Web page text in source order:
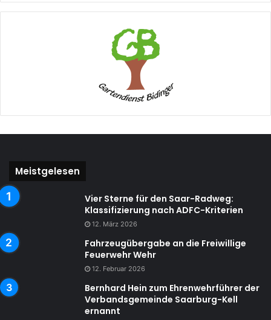
Meistgelesen
Vier Sterne für den Saar-Radweg:
Klassifizierung nach ADFC-Kriterien
12. März 2026
Fahrzeugübergabe an die Freiwillige
Feuerwehr Wehr
12. Februar 2026
Bernhard Hein zum Ehrenwehrführer der
Verbandsgemeinde Saarburg-Kell
ernannt